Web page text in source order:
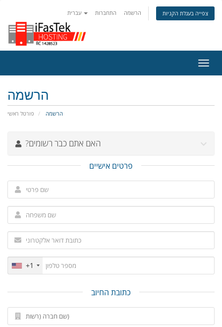
התחברות הרשמה צפייה בעגלת הקניות
ניווט
הרשמה
פורטל ראשי הרשמה
?האם אתם כבר רשומים
פרטים אישיים
+1
כתובת החיוב